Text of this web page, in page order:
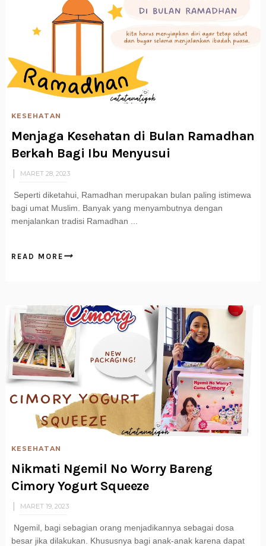
KESEHATAN
Menjaga Kesehatan di Bulan Ramadhan
Berkah Bagi Ibu Menyusui
MARET 28, 2023
Seperti diketahui, Ramadhan merupakan bulan paling istimewa
bagi umat Muslim. Banyak yang menyambutnya dengan
menjalankan tradisi Ramadhan ...
READ MORE
KESEHATAN
Nikmati Ngemil No Worry Bareng
Cimory Yogurt Squeeze
MARET 19, 2023
Ngemil, bagi sebagian orang menjadikannya sebagai dosa
besar jika dilakukan. Khususnya bagi anak-anak karena dapat